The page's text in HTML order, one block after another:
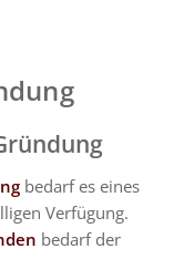
bedarf es eines
Verfügung.
bedarf der